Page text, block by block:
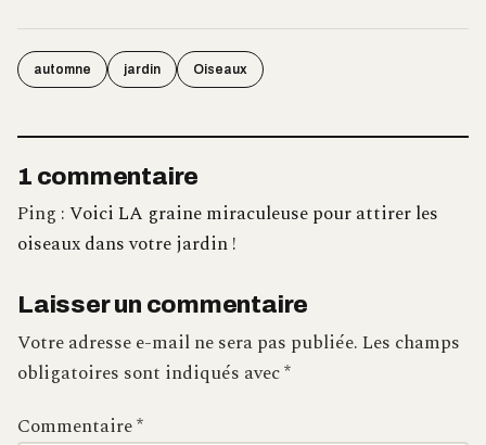
automne jardin Oiseaux
1 commentaire
Ping :Voici LA graine miraculeuse pour attirer les
oiseaux dans votre jardin !
Laisser un commentaire
Votre adresse e-mail ne sera pas publiée.Les champs
obligatoires sont indiqués avec*
Commentaire*